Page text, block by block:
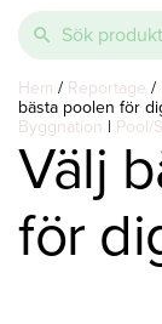
till
innehåll
Sök
efter:
Thermopool
Glasfiberpool
Poolvärmepump
Pooltak
Lamelltäcke
Spabad
Swimspa
Hem / Reportage /
bästa poolen för
Byggnation | Pool/
Välj
för